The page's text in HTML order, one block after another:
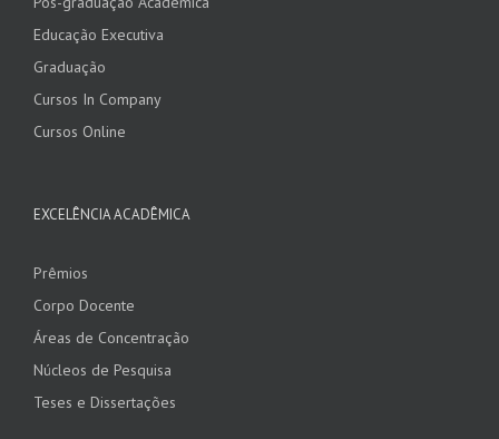
Educação Executiva
Graduação
Cursos In Company
Cursos Online
EXCELÊNCIA ACADÊMICA
Prêmios
Corpo Docente
Áreas de Concentração
Núcleos de Pesquisa
Teses e Dissertações